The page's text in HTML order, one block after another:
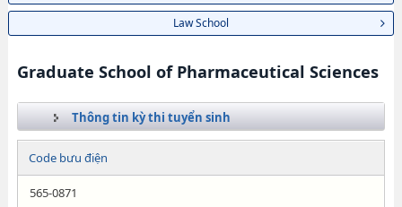
Law School
Graduate School of Pharmaceutical Sciences
Thông tin kỳ thi tuyển sinh
Code bưu điện
565-0871